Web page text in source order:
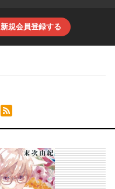
新規会員登録する
RSSフィード